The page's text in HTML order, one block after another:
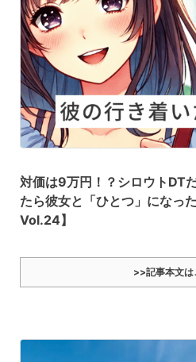
対価は9万円！？シロウトDT
たら彼女と「ひとつ」になっ
Vol.24】
>>記事本文は